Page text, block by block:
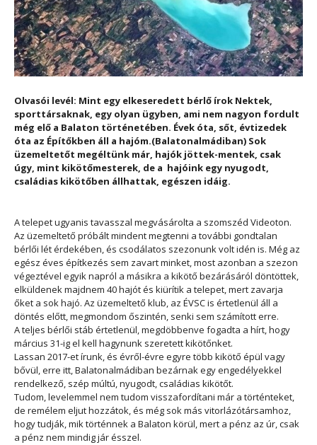
Olvasói levél: Mint egy elkeseredett bérlő írok Nektek,
sporttársaknak, egy olyan ügyben, ami nem nagyon fordult
még elő a Balaton történetében. Évek óta, sőt, évtizedek
óta az Építőkben áll a hajóm.(Balatonalmádiban) Sok
üzemeltetőt megéltünk már, hajók jöttek-mentek, csak
úgy, mint kikötőmesterek, de a hajóink egy nyugodt,
családias kikötőben állhattak, egészen idáig.
A telepet ugyanis tavasszal megvásárolta a szomszéd Videoton.
Az üzemeltető próbált mindent megtenni a további gondtalan
bérlői lét érdekében, és csodálatos szezonunk volt idén is. Még az
egész éves építkezés sem zavart minket, most azonban a szezon
végeztével egyik napról a másikra a kikötő bezárásáról döntöttek,
elküldenek majdnem 40 hajót és kiürítik a telepet, mert zavarja
őket a sok hajó. Az üzemeltető klub, az ÉVSC is értetlenül áll a
döntés előtt, megmondom őszintén, senki sem számított erre.
A teljes bérlői stáb értetlenül, megdöbbenve fogadta a hírt, hogy
március 31-ig el kell hagynunk szeretett kikötőnket.
Lassan 2017-et írunk, és évről-évre egyre több kikötő épül vagy
bővül, erre itt, Balatonalmádiban bezárnak egy engedélyekkel
rendelkező, szép múltú, nyugodt, családias kikötőt.
Tudom, levelemmel nem tudom visszafordítani már a történteket,
de remélem eljut hozzátok, és még sok más vitorlázótársamhoz,
hogy tudják, mik történnek a Balaton körül, mert a pénz az úr, csak
a pénz nem mindig jár ésszel.